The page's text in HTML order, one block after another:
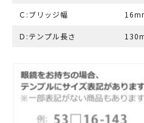
Ｃ:ブリッジ幅
Ｄ:テンプル長さ